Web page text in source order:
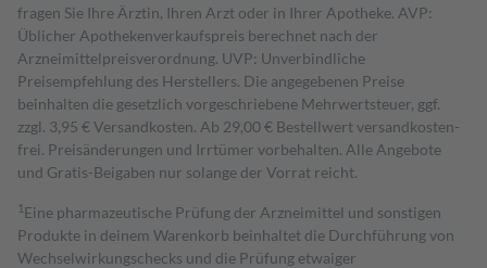
fragen Sie Ihre Ärztin, Ihren Arzt oder in Ihrer Apotheke. AVP:
Üblicher Apothekenverkaufspreis berechnet nach der
Arzneimittelpreisverordnung. UVP: Unverbindliche
Preisempfehlung des Herstellers. Die angegebenen Preise
beinhalten die gesetzlich vorgeschriebene Mehrwertsteuer, ggf.
zzgl. 3,95 € Versandkosten. Ab 29,00 € Bestell­wert versand­kosten­
frei. Preisänderungen und Irrtümer vorbehalten. Alle Angebote
und Gratis-Beigaben nur solange der Vorrat reicht.
1 Eine pharmazeutische Prüfung der Arzneimittel und sonstigen
Produkte in deinem Warenkorb beinhaltet die Durchführung von
Wechselwirkungschecks und die Prüfung etwaiger